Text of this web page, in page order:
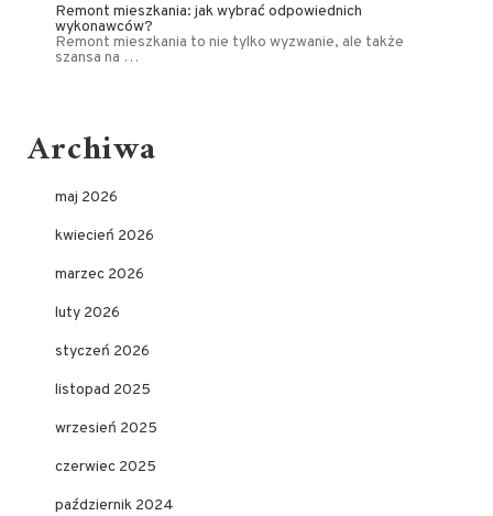
Remont mieszkania: jak wybrać odpowiednich
wykonawców?
Remont mieszkania to nie tylko wyzwanie, ale także
szansa na …
Archiwa
maj 2026
kwiecień 2026
marzec 2026
luty 2026
styczeń 2026
listopad 2025
wrzesień 2025
czerwiec 2025
październik 2024